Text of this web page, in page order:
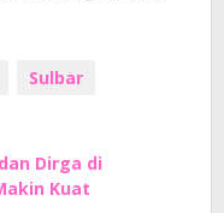
Sulbar
Dirga di
Kuat